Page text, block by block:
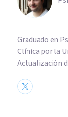
Graduado en
Clínica por la
Actualización